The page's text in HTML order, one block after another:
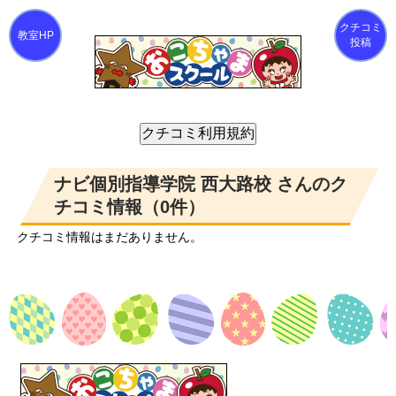
クチコミ
投稿
ナビ個別指導学院 西大路校 さんのク
チコミ情報（0件）
クチコミ情報はまだありません。